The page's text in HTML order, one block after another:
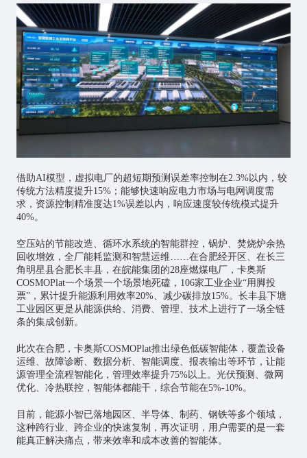
借助AI模型，虚拟电厂的超短期预测误差率控制在2.3%以内，较
传统方法精度提升15%；能够快速响应电力市场与电网调度需
求，资源控制精准度达1%误差以内，响应速度较传统模式提升
40%。
空压站的节能改造、循环水系统的智能群控，锅炉、焚烧炉余热
回收增效，全厂能耗监测和智慧运维……在合肥经开区、在长三
角明星县合肥长丰县，在皖能集团的28座燃煤电厂，卡奥斯
COSMOPlat一个场景一个场景地死磕，106家工业企业“用脚投
票”，累计提升能源利用效率20%、减少碳排放15%。长丰县下塘
工业园区更是从能源供给、消费、管理、技术上进行了一场全链
条的集成创新。
此次在合肥，卡奥斯COSMOPlat推出绿色低碳智能体，覆盖设备
运维、故障诊断、数据分析、智能调度、报表输出等环节，让能
源管理全流程智能化，管理效率提升75%以上。光伏预测、微网
优化、冷热联控，智能体都能干，综合节能在5%-10%。
目前，能源小智已落地园区、半导体、制药、钢铁等多个领域，
这种跨行业、跨企业的快速复制，再次证明，用户需要的是一套
能真正解决痛点，带来效率和成本改善的智能体。